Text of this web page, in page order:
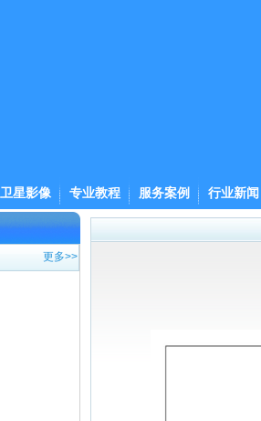
卫星影像 专业教程 服务案例 行业新闻
更多>>